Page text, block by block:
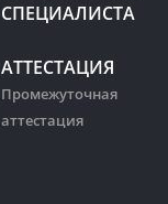
СПЕЦИАЛИСТА
АТТЕСТАЦИЯ
Промежуточная
аттестация